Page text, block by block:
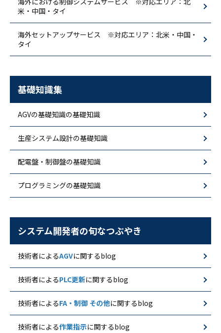
米・中国・タイ
海外セットアップサービス ※対応エリア：北米・中国・
タイ
基礎知識集
AGVの基礎知識の基礎知識
生産システム設計の基礎知識
配電盤・制御盤の基礎知識
プログラミングの基礎知識
システム開発者の旬なつぶやき
技術者によるAGVに関するblog
技術者によるPLC更新に関するblog
技術者によるFA・制御 その他に関するblog
技術者による作業指示に関するblog